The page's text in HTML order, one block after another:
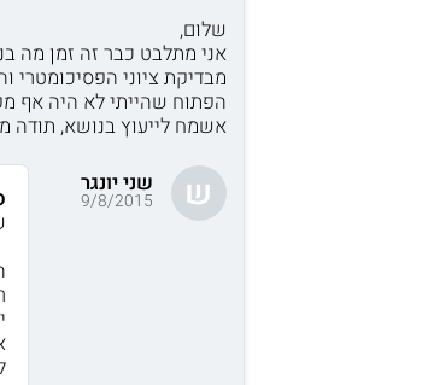
שלום,
אני מתלבט כבר זה זמן מה
מבדיקת ציוני הפסיכומטרי
הפתוח שהייתי לא היה אף
אשמח לייעוץ בנושא, תודה
ש שני יונגר
9/8/2015